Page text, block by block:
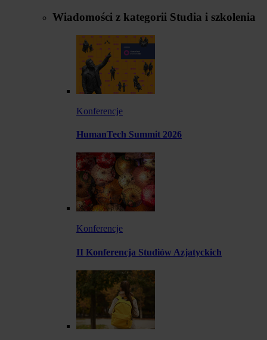
Wiadomości z kategorii Studia i szkolenia
Konferencje
HumanTech Summit 2026
Konferencje
II Konferencja Studiów Azjatyckich